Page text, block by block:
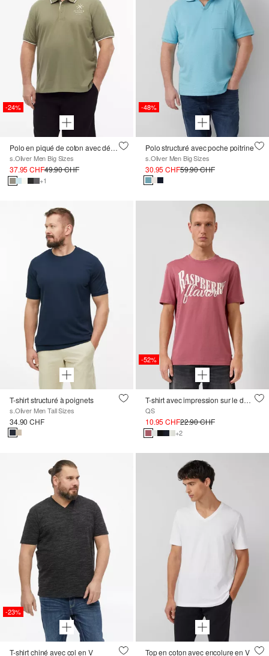
-24%
Polo en piqué de coton avec détails contrastés
s.Oliver Men Big Sizes
37.95 CHF49.90 CHF
+1
-48%
Polo structuré avec poche poitrine
s.Oliver Men Big Sizes
30.95 CHF59.90 CHF
T-shirt structuré à poignets
s.Oliver Men Tall Sizes
34.90 CHF
-52%
T-shirt avec impression sur le devant
QS
10.95 CHF22.90 CHF
+2
-23%
T-shirt chiné avec col en V Top en coton avec encolure en V